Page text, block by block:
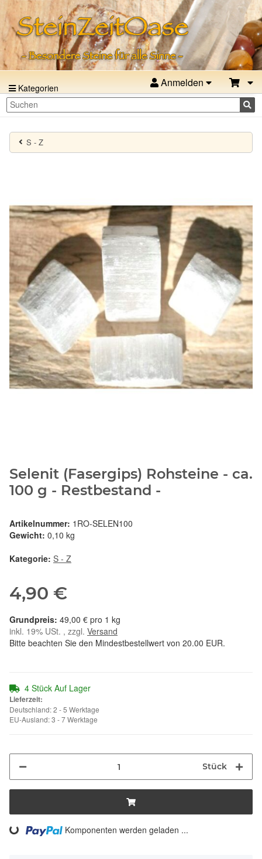
Kategorien Anmelden
S - Z
Selenit (Fasergips) Rohsteine - ca.
100 g - Restbestand -
Artikelnummer: 1RO-SELEN100
Gewicht: 0,10 kg
Kategorie: S - Z
4,90 €
49,00 € pro 1 kg
inkl. 19% USt. , zzgl. Versand
Bitte beachten Sie den Mindestbestellwert von 20.00 EUR.
4 Stück Auf Lager
Lieferzeit:
Deutschland: 2 - 5 Werktage
EU-Ausland: 3 - 7 Werktage
Stück
Komponenten werden geladen ...